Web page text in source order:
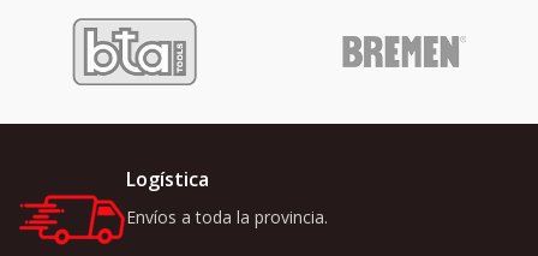
Logística
Envíos a toda la provincia.